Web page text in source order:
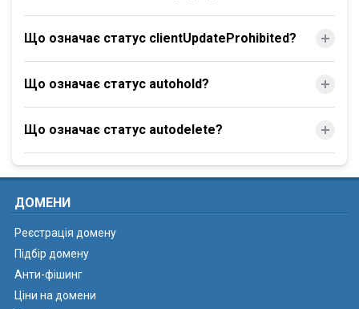
Що означає статус clientUpdateProhibited?
Що означає статус autohold?
Що означає статус autodelete?
ДОМЕНИ
Реєстрація домену
Підбір домену
Анти-фішинг
Ціни на домени